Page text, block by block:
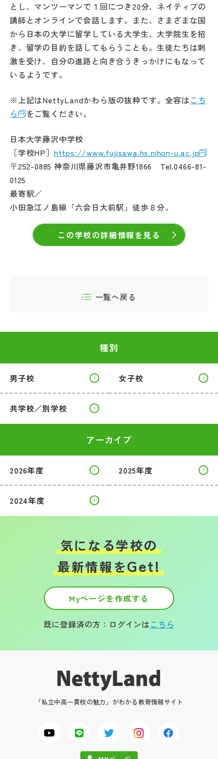
とし、マンツーマンで１回につき20分、ネイティブの
講師とオンラインで会話します。また、さまざまな国
から日本の大学に留学している大学生、大学院生を招
き、留学の目的を話してもらうことも。生徒たちは刺
激を受け、自分の進路と向き合うきっかけにもなって
いるようです。
※上記はNettyLandかわら版の抜粋です。全容はこち
ら
をご覧ください。
日本大学藤沢中学校
［学校HP］ https://www.fujisawa.hs.nihon-u.ac.jp
〒252-0885 神奈川県藤沢市亀井野1866 Tel.0466-81-
0125
最寄駅／
小田急江ノ島線「六会日大前駅」徒歩８分。
この学校の詳細情報を見る
一覧へ戻る
種別
男子校 女子校
共学校／別学校
アーカイブ
2026年度 2025年度
2024年度
気になる学校の
最新情報をGet!
Myページを作成する
既に登録済の方：ログインはこちら
「私立中高一貫校の魅力」がわかる教育情報サイト